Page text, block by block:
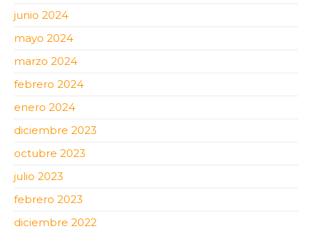
junio 2024
mayo 2024
marzo 2024
febrero 2024
enero 2024
diciembre 2023
octubre 2023
julio 2023
febrero 2023
diciembre 2022